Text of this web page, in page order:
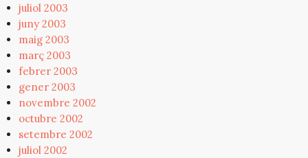
juliol 2003
juny 2003
maig 2003
març 2003
febrer 2003
gener 2003
novembre 2002
octubre 2002
setembre 2002
juliol 2002